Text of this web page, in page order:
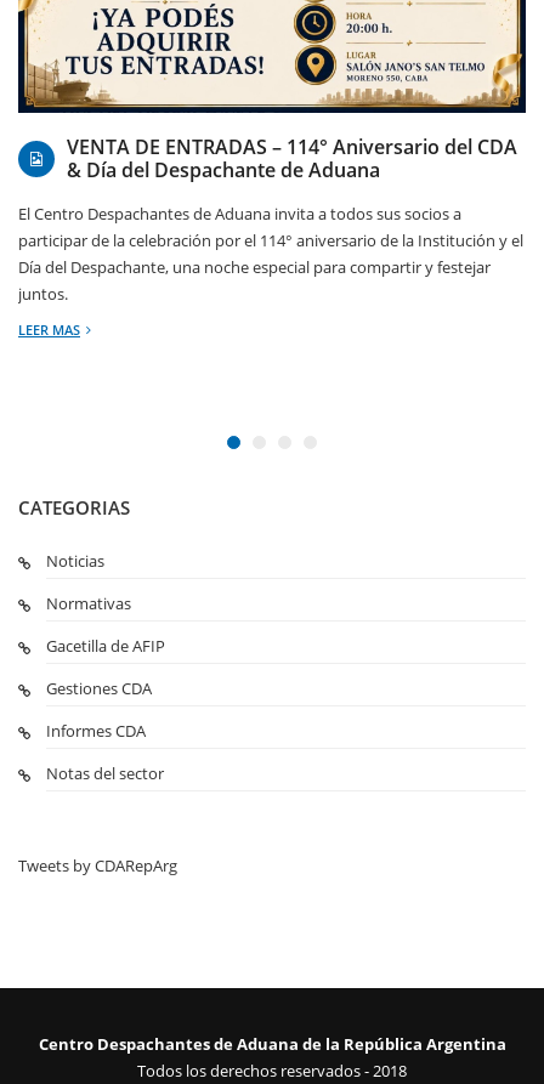
07/08/2026
VENTA DE ENTRADAS – 114° Aniversario del CDA
& Día del Despachante de Aduana
El Centro Despachantes de Aduana invita a todos sus socios a
participar de la celebración por el 114° aniversario de la Institución y el
Día del Despachante, una noche especial para compartir y festejar
juntos.
LEER MAS
CATEGORIAS
Noticias
Normativas
Gacetilla de AFIP
Gestiones CDA
Informes CDA
Notas del sector
Tweets by CDARepArg
Centro Despachantes de Aduana de la República Argentina
Todos los derechos reservados - 2018